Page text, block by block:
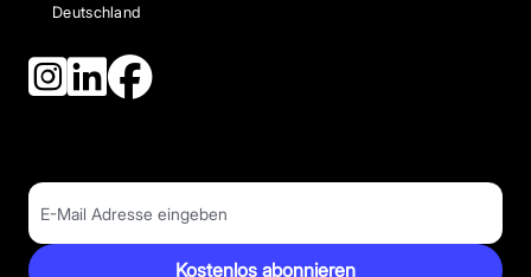
Deutschland
Kostenlos abonnieren